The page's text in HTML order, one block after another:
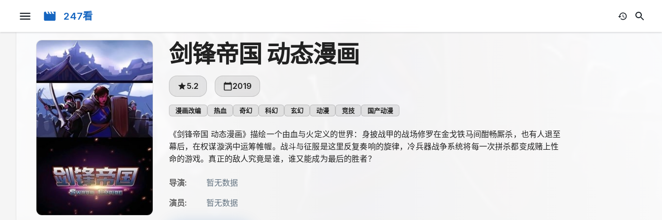
247看
剑锋帝国 动态漫画
5.2 2019
漫画改编 热血 奇幻 科幻 玄幻 动漫 竞技 国产动漫
《剑锋帝国 动态漫画》描绘一个由血与火定义的世界：身披战甲的战场修罗在金戈铁马间酣畅厮杀，也有人退至
幕后，在权谋漩涡中运筹帷幄。战斗与征服是这里反复奏响的旋律，冷兵器战争系统将每一次拼杀都变成赌上性
命的游戏。真正的敌人究竟是谁，谁又能成为最后的胜者？
导演: 暂无数据
演员: 暂无数据